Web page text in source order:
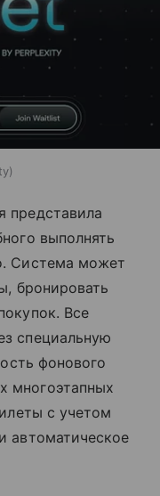
представила
выполнять
Система может
бронировать
Все
специальную
фонового
многоэтапных
с учетом
автоматическое